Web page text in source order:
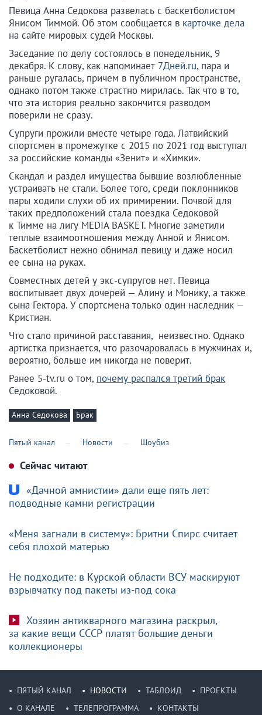
Певица Анна Седокова развелась с баскетболистом
Янисом Тиммой. Об этом сообщается в карточке дела
на сайте мировых судей Москвы.
Заседание по делу состоялось в понедельник, 9
декабря. К слову, как напоминает 7Дней.ru, пара и
раньше ругалась, причем в публичном пространстве,
однако потом также страстно мирилась. Так что в то,
что эта история реально закончится разводом
поверили не сразу.
Супруги прожили вместе четыре года. Латвийский
спортсмен в промежутке с 2015 по 2021 год выступал
за российские команды «Зенит» и «Химки».
Скандал и раздел имущества бывшие возлюбленные
устраивать не стали. Более того, среди поклонников
пары ходили слухи об их примирении. Почвой для
таких предположений стала поездка Седоковой
к Тимме на лигу MEDIA BASKET. Многие заметили
теплые взаимоотношения между Анной и Янисом.
Баскетболист нежно обнимал певицу и даже носил
ее сына на руках.
Совместных детей у экс-супругов нет. Певица
воспитывает двух дочерей — Алину и Монику, а также
сына Гектора. У спортсмена только один наследник —
Кристиан.
Что стало причиной расставания, неизвестно. Однако
артистка признается, что разочаровалась в мужчинах и,
вероятно, больше им никогда не поверит.
Ранее 5-tv.ru о том, почему распался третий брак
Седоковой.
Анна Седокова Брак
Пятый канал Новости Шоубиз
Сейчас читают
«Дачной амнистии» дали еще пять лет:
подводные камни регистрации
«Меня загнали в систему»: Бритни Спирс считает
себя плохой матерью
Не подходите: в Курской области ВСУ маскируют
взрывчатку под пакеты из-под сока
Хозяин антикварного магазина раскрыл,
за какие вещи СССР платят большие деньги
коллекционеры
ПЯТЫЙ КАНАЛ НОВОСТИ ТАБЛОИД
ПРОЕКТЫ
О КАНАЛЕ
ТЕЛЕПРОГРАММА КОНТАКТЫ